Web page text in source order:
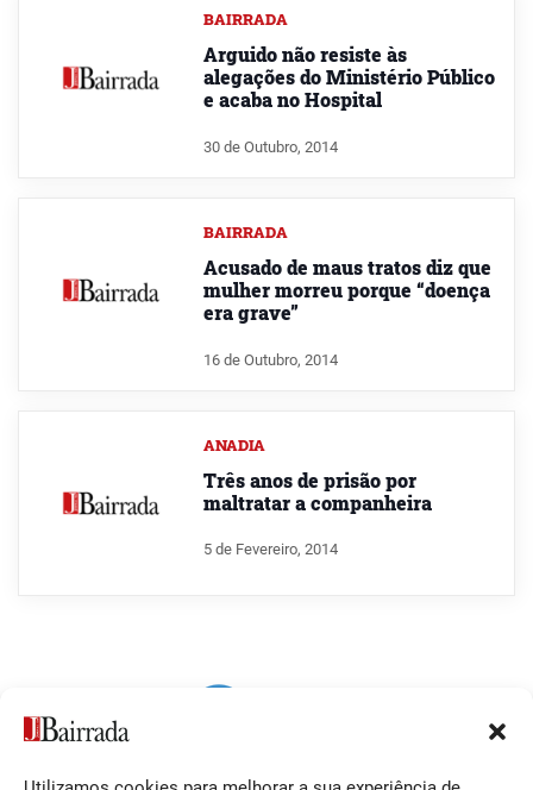
BAIRRADA
Arguido não resiste às
alegações do Ministério Público
e acaba no Hospital
30 de Outubro, 2014
BAIRRADA
Acusado de maus tratos diz que
mulher morreu porque “doença
era grave”
16 de Outubro, 2014
ANADIA
Três anos de prisão por
maltratar a companheira
5 de Fevereiro, 2014